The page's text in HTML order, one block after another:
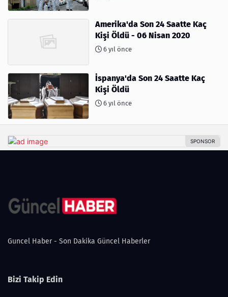
Amerika'da Son 24 Saatte Kaç
Kişi Öldü - 06 Nisan 2020
6 yıl önce
İspanya'da Son 24 Saatte Kaç
Kişi Öldü
6 yıl önce
Guncel Haber - Son Dakika Güncel Haberler
Bizi Takip Edin